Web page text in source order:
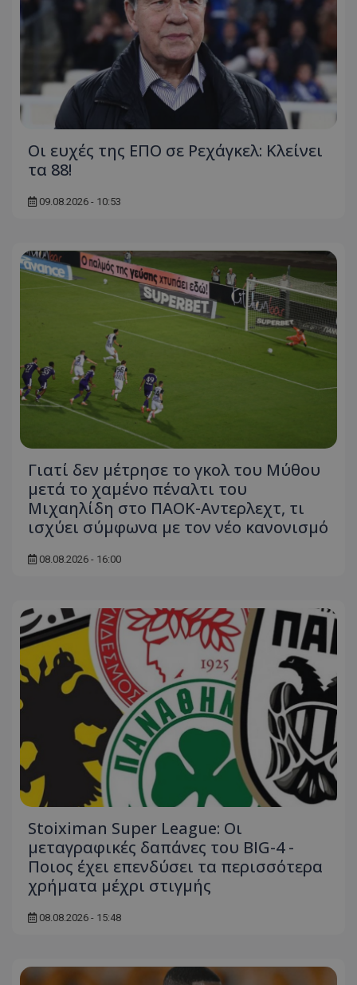
Οι ευχές της ΕΠΟ σε Ρεχάγκελ: Κλείνει
τα 88!
09.08.2026 - 10:53
Γιατί δεν μέτρησε το γκολ του Μύθου
μετά το χαμένο πέναλτι του
Μιχαηλίδη στο ΠΑΟΚ-Αντερλεχτ, τι
ισχύει σύμφωνα με τον νέο κανονισμό
08.08.2026 - 16:00
Stoiximan Super League: Οι
μεταγραφικές δαπάνες του BIG-4 -
Ποιος έχει επενδύσει τα περισσότερα
χρήματα μέχρι στιγμής
08.08.2026 - 15:48